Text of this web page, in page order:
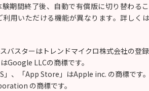
期間終了後、自動で有償版に切り替わるこ
用いただける機能が異なります。詳しくは
バスターはトレンドマイクロ株式会社の登録
Google LLCの商標です。
」、「App Store」はApple inc. の商標です。
の商標です。